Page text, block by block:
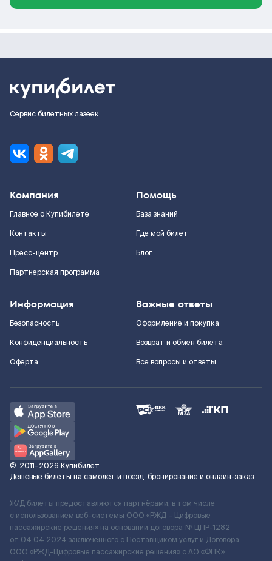
Сервис билетных лазеек
Компания
Главное о Купибилете
Контакты
Пресс-центр
Партнерская программа
Помощь
База знаний
Где мой билет
Блог
Информация
Безопасность
Конфиденциальность
Оферта
Важные ответы
Оформление и покупка
Возврат и обмен билета
Все вопросы и ответы
© 2011–2026 Купибилет
Дешёвые билеты на самолёт и поезд, бронирование и онлайн-заказ
Ж/Д билеты предоставляются партнёрами, в том числе
с использованием веб-системы ООО «РЖД – Цифровые
пассажирские решения» на основании договора № ЦПР-1282
от 04.04.2024 заключенного с Поставщиком услуг и Договора
ООО «РЖД-Цифровые пассажирские решения» c АО «ФПК»